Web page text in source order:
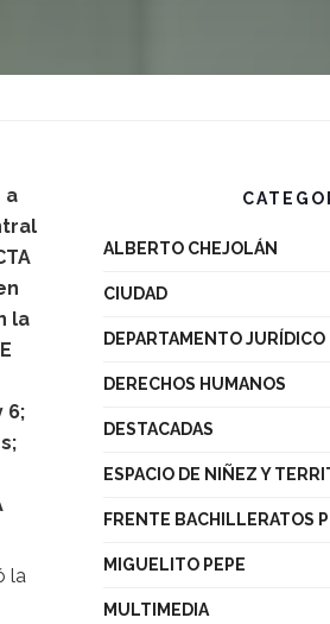
a
la
6;
la
ALBERTO CHEJOLÁN
CIUDAD
DEPARTAMENTO JURÍDICO
DERECHOS HUMANOS
DESTACADAS
ESPACIO DE NIÑEZ Y
FRENTE BACHILLERATOS
MIGUELITO PEPE
MULTIMEDIA